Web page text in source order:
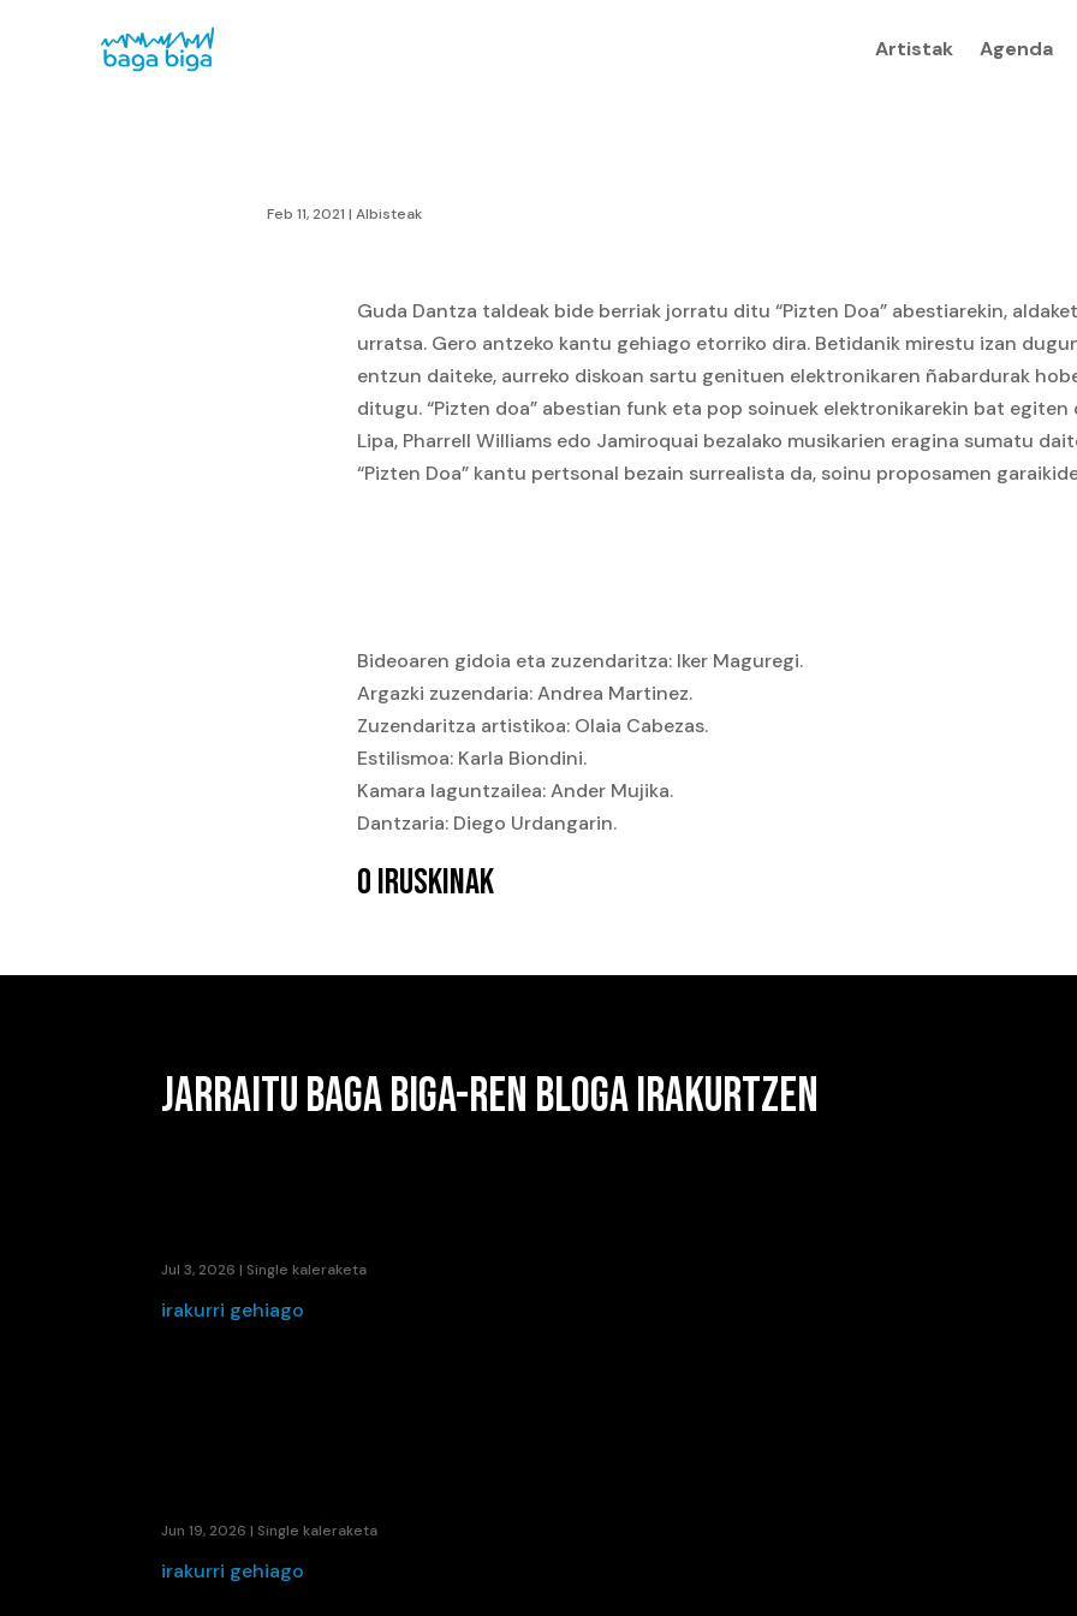
Artistak Agenda
Feb 11, 2021 | Albisteak
Guda Dantza taldeak bide berriak jorratu ditu “Pizten Doa” abestiarekin,
urratsa. Gero antzeko kantu gehiago etorriko dira. Betidanik mirestu izan
entzun daiteke, aurreko diskoan sartu genituen elektronikaren ñabardurak
ditugu. “Pizten doa” abestian funk eta pop soinuek elektronikarekin bat egiten
Lipa, Pharrell Williams edo Jamiroquai bezalako musikarien eragina sumatu
“Pizten Doa” kantu pertsonal bezain surrealista da, soinu proposamen
Bideoaren gidoia eta zuzendaritza: Iker Maguregi.
Argazki zuzendaria: Andrea Martinez.
Zuzendaritza artistikoa: Olaia Cabezas.
Estilismoa: Karla Biondini.
Kamara laguntzailea: Ander Mujika.
Dantzaria: Diego Urdangarin.
0 IRUSKINAK
JARRAITU BAGA BIGA-REN BLOGA IRAKURTZEN
Jul 3, 2026 | Single kaleraketa
irakurri gehiago
Jun 19, 2026 | Single kaleraketa
irakurri gehiago